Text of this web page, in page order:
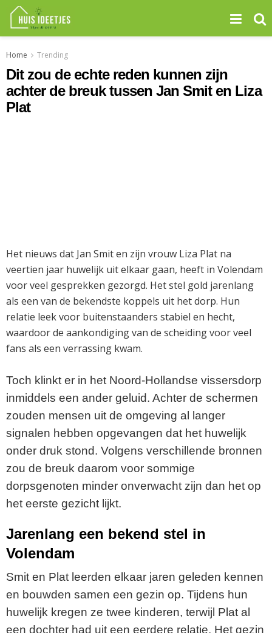
Home Trending
Dit zou de echte reden kunnen zijn
achter de breuk tussen Jan Smit en Liza
Plat
Het nieuws dat Jan Smiten zijn vrouw Liza Plat na
veertien jaar huwelijk uit elkaar gaan, heeft in Volendam
voor veel gesprekken gezorgd. Het stel gold jarenlang
als een van de bekendste koppels uit het dorp. Hun
relatie leek voor buitenstaanders stabiel en hecht,
waardoor de aankondiging van de scheiding voor veel
fans als een verrassing kwam.
Toch klinkt er in het Noord-Hollandse vissersdorp
inmiddels een ander geluid. Achter de schermen
zouden mensen uit de omgeving al langer
signalen hebben opgevangen dat het huwelijk
onder druk stond. Volgens verschillende bronnen
zou de breuk daarom voor sommige
dorpsgenoten minder onverwacht zijn dan het op
het eerste gezicht lijkt.
Jarenlang een bekend stel in
Volendam
Smit en Plat leerden elkaar jaren geleden kennen
en bouwden samen een gezin op. Tijdens hun
huwelijk kregen ze twee kinderen, terwijl Plat al
een dochter had uit een eerdere relatie. Het gezin